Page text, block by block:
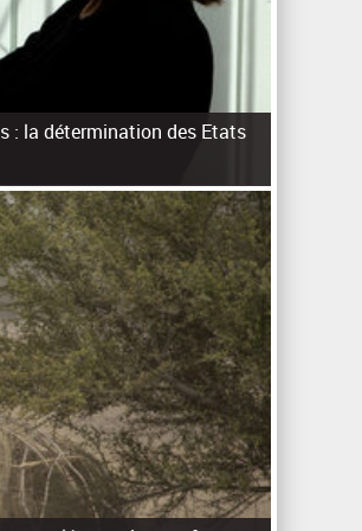
: la détermination des Etats